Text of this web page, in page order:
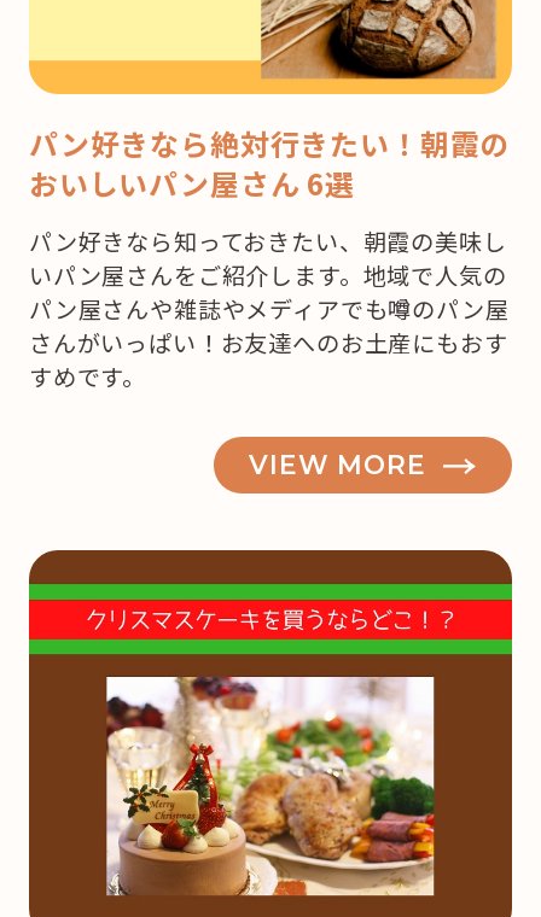
パン好きなら絶対行きたい！朝霞の
おいしいパン屋さん 6選
パン好きなら知っておきたい、朝霞の美味し
いパン屋さんをご紹介します。地域で人気の
パン屋さんや雑誌やメディアでも噂のパン屋
さんがいっぱい！お友達へのお土産にもおす
すめです。
VIEW MORE